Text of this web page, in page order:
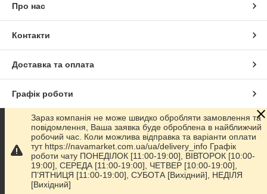
Про нас
Контакти
Доставка та оплата
Графік роботи
Повна версія сайту
Сайт створено на маркетплейсіProm.ua
Політика конфіденційності
Зараз компанія не може швидко обробляти замовлення та
повідомлення, Ваша заявка буде оброблена в найближчий
робочий час. Коли можлива відправка та варіанти оплати
тут https://navamarket.com.ua/ua/delivery_info Графік
роботи чату ПОНЕДІЛОК [11:00-19:00], ВІВТОРОК [10:00-
19:00], СЕРЕДА [11:00-19:00], ЧЕТВЕР [10:00-19:00],
ПʼЯТНИЦЯ [11:00-19:00], СУБОТА [Вихідний], НЕДІЛЯ
[Вихідний]